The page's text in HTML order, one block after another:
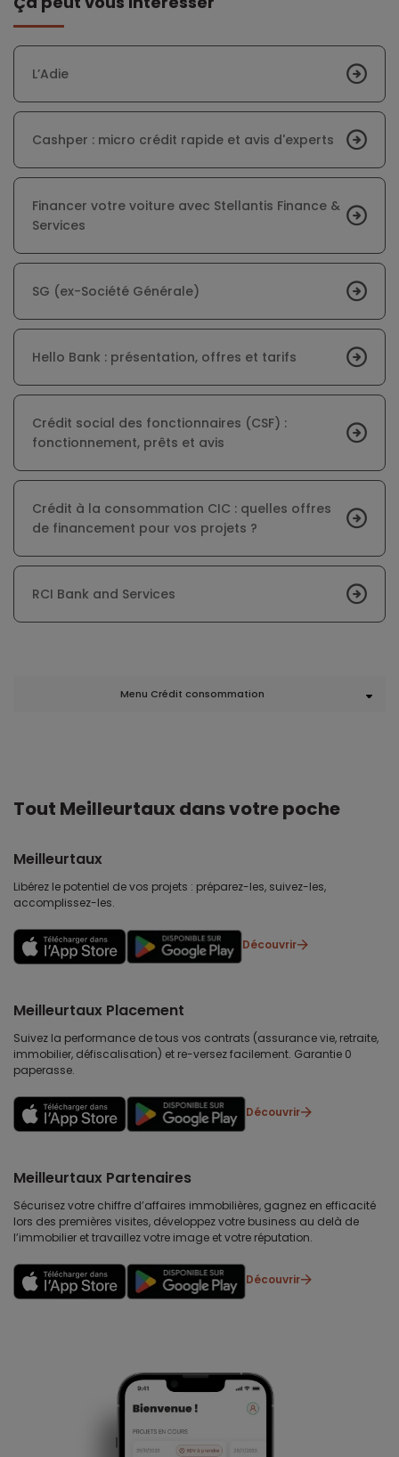
L’Adie
Cashper : micro crédit rapide et avis d'experts
Financer votre voiture avec Stellantis Finance &
Services
SG (ex-Société Générale)
Hello Bank : présentation, offres et tarifs
Crédit social des fonctionnaires (CSF) :
fonctionnement, prêts et avis
Crédit à la consommation CIC : quelles offres
de financement pour vos projets ?
RCI Bank and Services
Menu Crédit consommation
Tout Meilleurtaux dans votre poche
Meilleurtaux
Libérez le potentiel de vos projets : préparez-les, suivez-les,
accomplissez-les.
Découvrir
Meilleurtaux Placement
Suivez la performance de tous vos contrats (assurance vie, retraite,
immobilier, défiscalisation) et re-versez facilement. Garantie 0
paperasse.
Découvrir
Meilleurtaux Partenaires
Sécurisez votre chiffre d’affaires immobilières, gagnez en efficacité
lors des premières visites, développez votre business au delà de
l’immobilier et travaillez votre image et votre réputation.
Découvrir